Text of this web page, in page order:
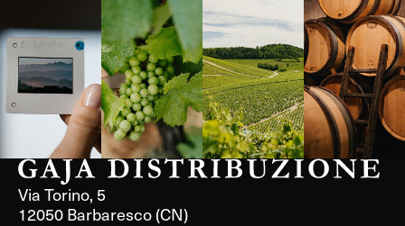
Langa, 1977 Borgogna,
Francia
Borgogna,
Francia
Instagram
Via Torino, 5
12050 Barbaresco (CN)